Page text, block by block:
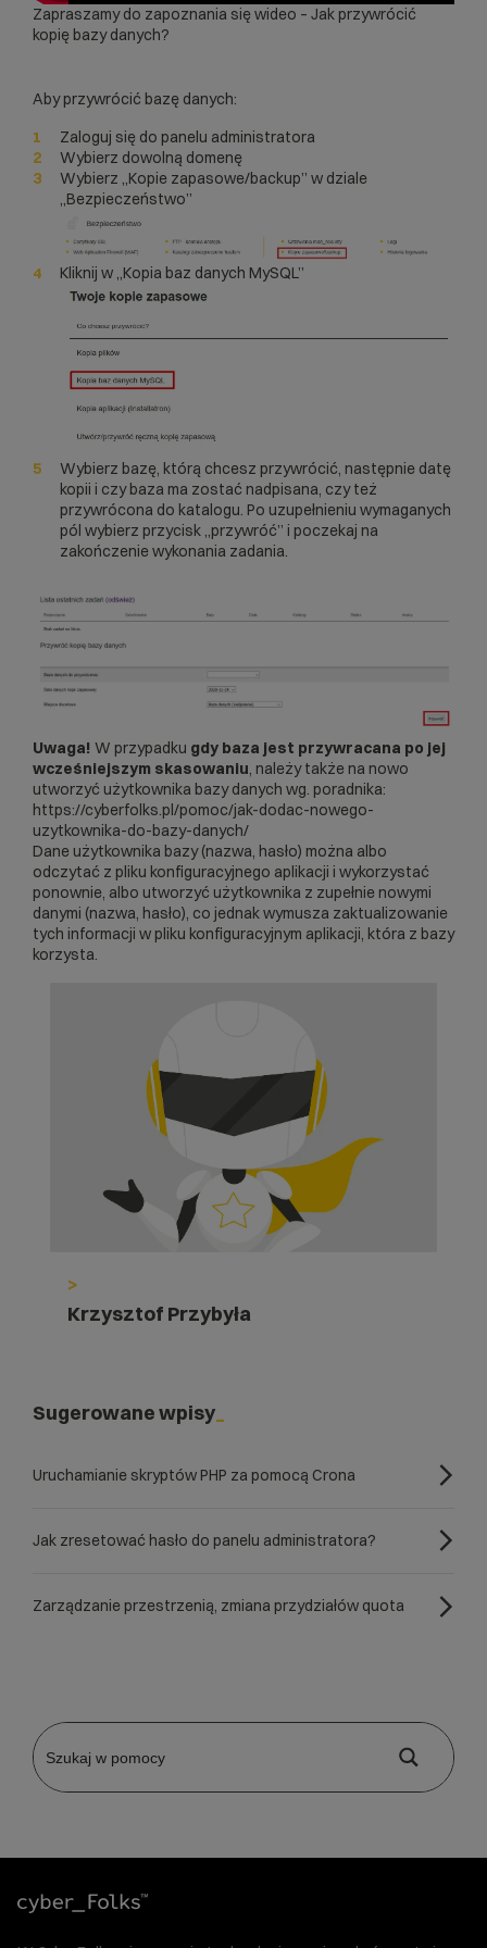
Zapraszamy do zapoznania się wideo – Jak przywrócić
kopię bazy danych?
Aby przywrócić bazę danych:
Zaloguj się do panelu administratora
Wybierz dowolną domenę
Wybierz „Kopie zapasowe/backup” w dziale
„Bezpieczeństwo”
Kliknij w „Kopia baz danych MySQL”
Wybierz bazę, którą chcesz przywrócić, następnie datę
kopii i czy baza ma zostać nadpisana, czy też
przywrócona do katalogu. Po uzupełnieniu wymaganych
pól wybierz przycisk „przywróć” i poczekaj na
zakończenie wykonania zadania.
Uwaga! W przypadku gdy baza jest przywracana po jej
wcześniejszym skasowaniu, należy także na nowo
utworzyć użytkownika bazy danych wg. poradnika:
https://cyberfolks.pl/pomoc/jak-dodac-nowego-
uzytkownika-do-bazy-danych/
Dane użytkownika bazy (nazwa, hasło) można albo
odczytać z pliku konfiguracyjnego aplikacji i wykorzystać
ponownie, albo utworzyć użytkownika z zupełnie nowymi
danymi (nazwa, hasło), co jednak wymusza zaktualizowanie
tych informacji w pliku konfiguracyjnym aplikacji, która z bazy
korzysta.
>
Krzysztof Przybyła
Sugerowane wpisy
Uruchamianie skryptów PHP za pomocą Crona
Jak zresetować hasło do panelu administratora?
Zarządzanie przestrzenią, zmiana przydziałów quota